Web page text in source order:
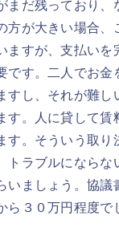
まだ残っており、
方が大きい場合、
ますが、支払いを
です。二人でお金
すし、それが難し
す。人に貸して賃
す。そういう取り
トラブルにならな
いましょう。協議
ら３０万円程度で